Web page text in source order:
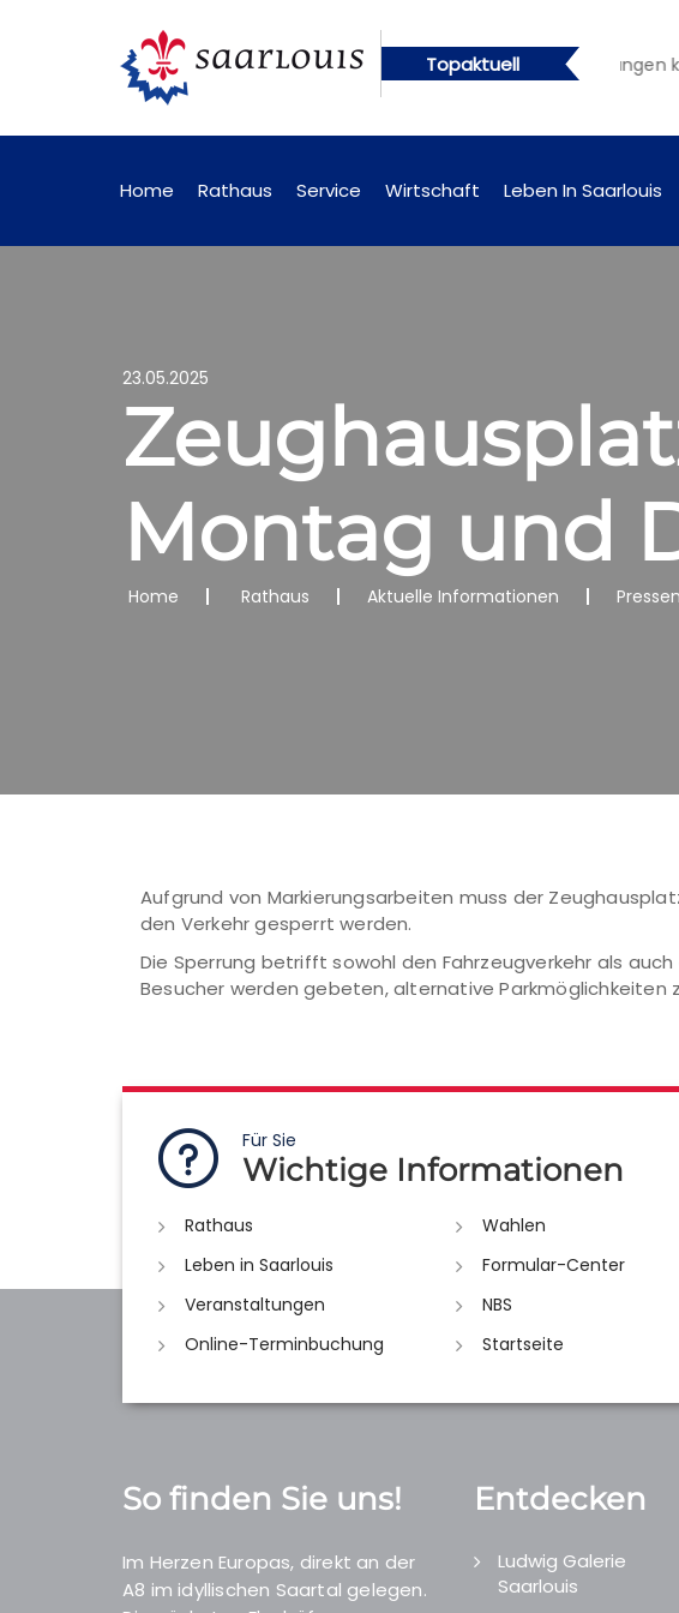
Topaktuell
künftig online abrufbar Öffentliche Bekanntmachungen
Home Rathaus Service Wirtschaft Leben In Saarlouis
23.05.2025
Montag und
Home Rathaus Aktuelle Informationen
Aufgrund von Markierungsarbeiten muss der
den Verkehr gesperrt werden.
Die Sperrung betrifft sowohl den Fahrzeugverkehr als
Besucher werden gebeten, alternative Parkmöglichkeiten
Für Sie
Wichtige Informationen
Rathaus
Wahlen
Leben in Saarlouis
Formular-Center
Veranstaltungen
NBS
Online-Terminbuchung
Startseite
So finden Sie uns!
Im Herzen Europas, direkt an der
A8 im idyllischen Saartal gelegen.
Entdecken
Ludwig Galerie
Saarlouis